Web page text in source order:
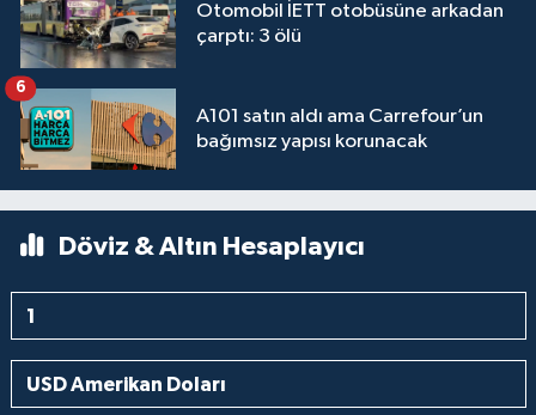
Otomobil İETT otobüsüne arkadan
çarptı: 3 ölü
A101 satın aldı ama Carrefour’un
bağımsız yapısı korunacak
6
Döviz & Altın Hesaplayıcı